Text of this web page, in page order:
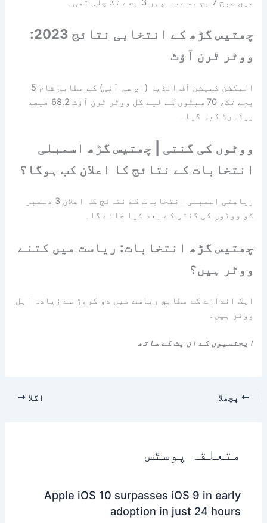
میں صبح 7 بجے سے سہ پہر 3 بجے تک چلی تھی۔
چھتیس گڑھ کے انتخابی نتائج 2023:
ووٹر ٹرن آؤٹ
الیکشن کمیشن آف انڈیا (ای سی آئی) کے مطابق شام 5
بجے تک، 70 سیٹوں کے لیے کل ووٹر ٹرن آؤٹ 68.2 فیصد
ریکارڈ کیا گیا۔
ووٹوں کی گنتی | چھتیس گڑھ اسمبلی
انتخابات کے نتائج کا اعلان کب ہوگا؟
ریاستی اسمبلی انتخابات کے نتائج کا اعلان 3 دسمبر
کو ووٹوں کی گنتی کے بعد کیا جائے گا۔
چھتیس گڑھ انتخابات: ریاست میں کتنے
ووٹر ہیں؟
ایک اندازے کے مطابق ریاست میں دو کروڑ سے زیادہ اہل
ووٹر ہیں۔
ایجنسیوں کے ان پٹ کے ساتھ
پچھلا اگلا
متعلقہ پوسٹس
Apple iOS 10 surpasses iOS 9 in early
adoption in just 24 hours